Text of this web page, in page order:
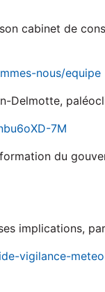
cabinet de
nous/equipe
Delmotte,
7M
du
implications,
vigilance-meteo